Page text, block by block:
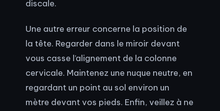
discale.
Une autre erreur concerne la position de
la tête. Regarder dans le miroir devant
vous casse l’alignement de la colonne
cervicale. Maintenez une nuque neutre, en
regardant un point au sol environ un
mètre devant vos pieds. Enfin, veillez à ne